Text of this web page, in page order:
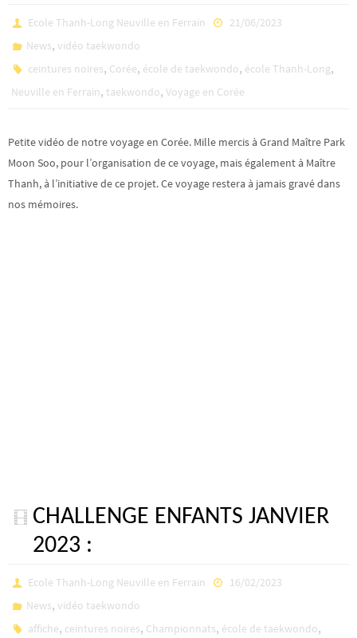
Ecole Thanh-Long Neuville en Ferrain
21/06/2023
News,vidéo taekwondo
ceintures noires, Corée, école de taekwondo, école Thanh-Long,
Neuville en Ferrain, taekwondo, Voyage en Corée
Petite vidéo de notre voyage en Corée. Mille mercis à Grand Maître Park
Moon Soo, pour l’organisation de ce voyage, mais également à Maître
Thanh, à l’initiative de ce projet. Ce voyage restera à jamais gravé dans
nos mémoires.
CHALLENGE ENFANTS JANVIER
2023 :
Ecole Thanh-Long Neuville en Ferrain
16/02/2023
News,vidéo taekwondo
affiche, ceintures noires, Championnats, école de taekwondo,